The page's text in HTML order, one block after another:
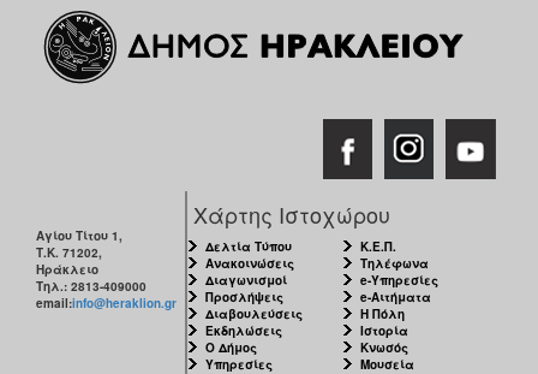
ΠΟΛΙΤΙΣΜΟΣ
Αγίου Τίτου 1,
Τ.Κ. 71202,
Ηράκλειο
Τηλ.: 2813-409000
email:info@heraklion.gr
Χάρτης Ιστοχώρου
Δελτία Τύπου
Ανακοινώσεις
Διαγωνισμοί
Προσλήψεις
Διαβουλεύσεις
Εκδηλώσεις
Ο Δήμος
Υπηρεσίες
Κ.Ε.Π.
Τηλέφωνα
e-Υπηρεσίες
e-Αιτήματα
Η Πόλη
Ιστορία
Κνωσός
Μουσεία